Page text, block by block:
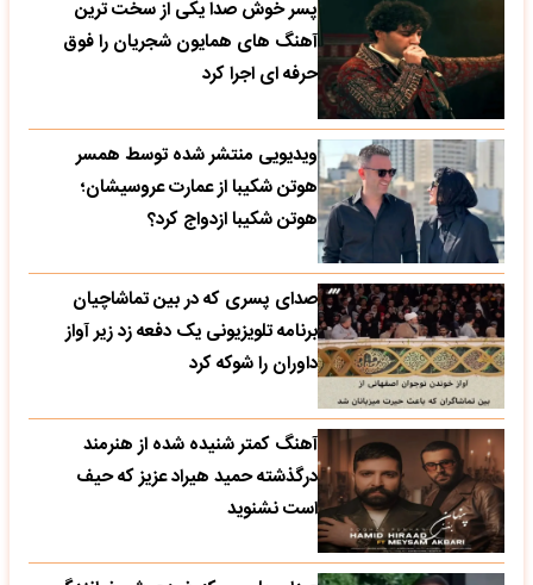
پسر خوش صدا یکی از سخت ترین
آهنگ های همایون شجریان را فوق
حرفه ای اجرا کرد
ویدیویی منتشر شده توسط همسر
هوتن شکیبا از عمارت عروسیشان؛
هوتن شکیبا ازدواج کرد؟
صدای پسری که در بین تماشاچیان
برنامه تلویزیونی یک دفعه زد زیر آواز
داوران را شوکه کرد
آهنگ کمتر شنیده شده از هنرمند
درگذشته حمید هیراد عزیز که حیف
است نشنوید